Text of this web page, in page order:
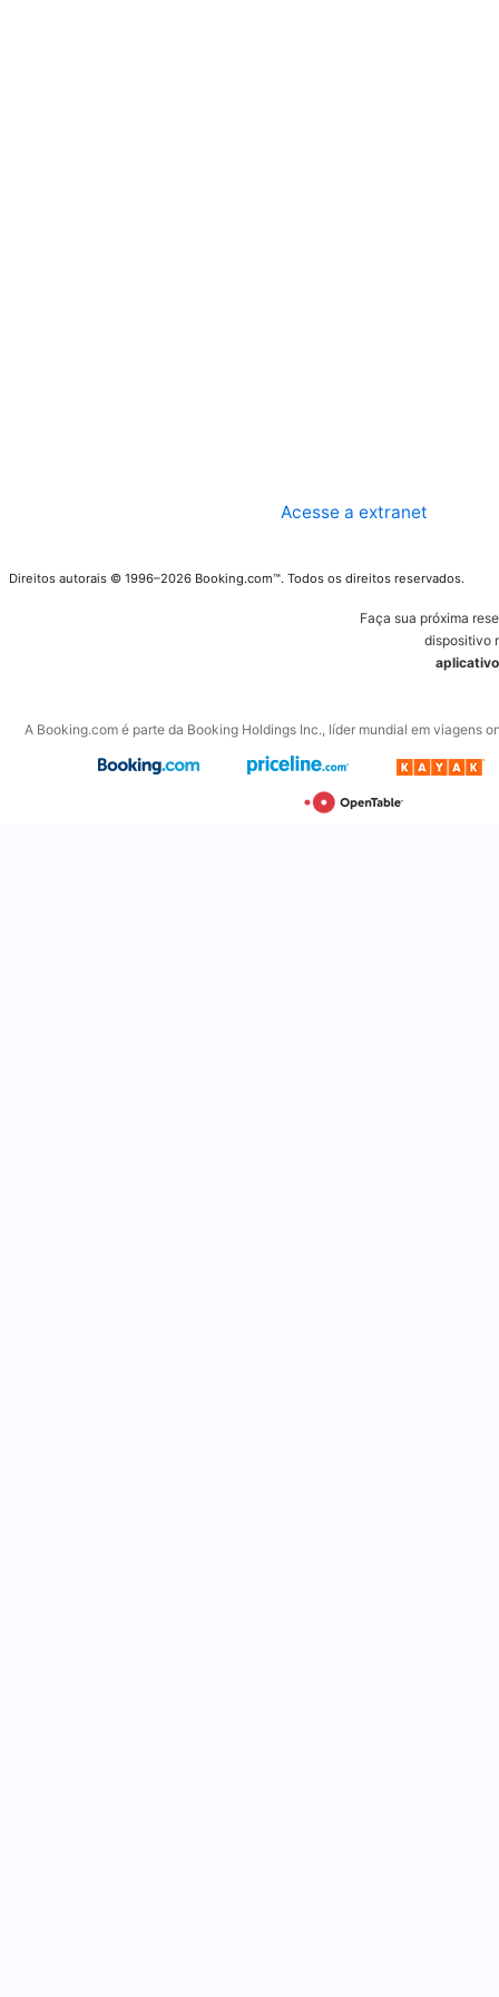
Acesse a extranet
Direitos autorais © 1996–2026 Booking.com™. Todos os direitos reservados.
Faça sua próxima
dispositivo
A Booking.com é parte da Booking Holdings Inc., líder mundial em viagens